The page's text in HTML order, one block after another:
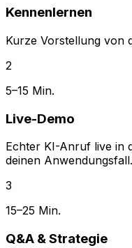
Kennenlernen
Kurze Vorstellung von
2
5–15 Min.
Live-Demo
Echter KI-Anruf live in
deinen Anwendungsfall.
3
15–25 Min.
Q&A & Strategie